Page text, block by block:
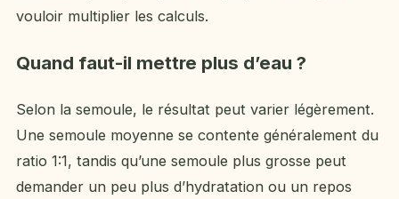
vouloir multiplier les calculs.
Quand faut-il mettre plus d’eau ?
Selon la semoule, le résultat peut varier légèrement.
Une semoule moyenne se contente généralement du
ratio 1:1, tandis qu’une semoule plus grosse peut
demander un peu plus d’hydratation ou un repos